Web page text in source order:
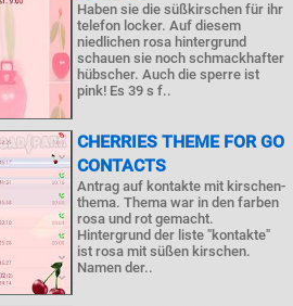
Haben sie die süßkirschen für ihr
telefon locker. Auf diesem
niedlichen rosa hintergrund
schauen sie noch schmackhafter
hübscher. Auch die sperre ist
pink! Es 39 s f..
CHERRIES THEME FOR GO
CONTACTS
Antrag auf kontakte mit kirschen-
thema. Thema war in den farben
rosa und rot gemacht.
Hintergrund der liste "kontakte"
ist rosa mit süßen kirschen.
Namen der..